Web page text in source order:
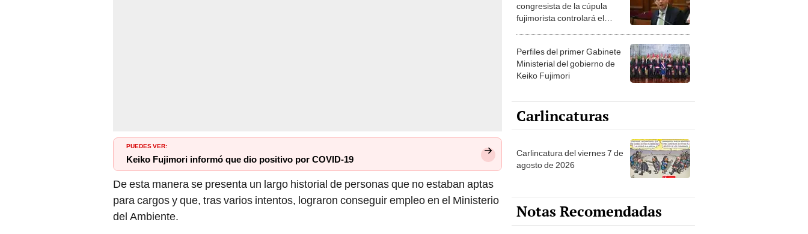
PUEDES VER:
Keiko Fujimori informó que dio positivo por COVID-19
De esta manera se presenta un largo historial de personas que no estaban aptas
para cargos y que, tras varios intentos, lograron conseguir empleo en el Ministerio
del Ambiente.
congresista de la cúpula
fujimorista controlará el
Perfiles del primer Gabinete
Ministerial del gobierno de
Keiko Fujimori
Carlincaturas
Carlincatura del viernes 7 de
agosto de 2026
Notas Recomendadas